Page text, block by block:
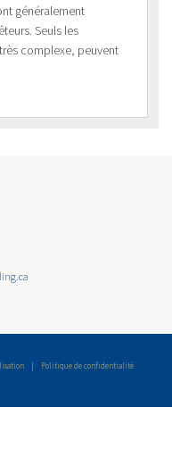
généralement
Seuls les
complexe, peuvent
| Politique de confidentialité